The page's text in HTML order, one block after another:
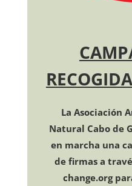
La Asociación
Natural Cabo de
en marcha una
de firmas a
change.org